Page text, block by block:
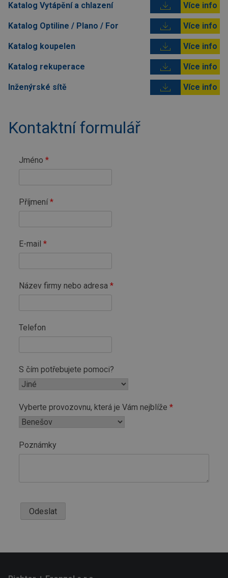
Katalog Vytápění a chlazení Více info
Katalog Optiline / Plano / For Více info
Katalog koupelen Více info
Katalog rekuperace Více info
Inženýrské sítě Více info
Kontaktní formulář
Jméno
Příjmení
E-mail
Název firmy nebo adresa
Telefon
S čím potřebujete pomoci?
Vyberte provozovnu, která je Vám nejblíže
Poznámky
Odeslat